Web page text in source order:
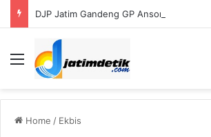
Menu
Home / Ekbis